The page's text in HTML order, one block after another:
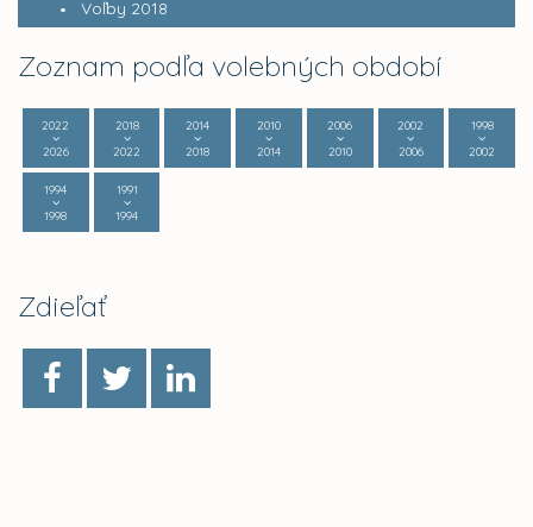
Voľby 2018
Zoznam podľa volebných období
2022
2026
2018
2022
2014
2018
2010
2014
2006
2010
2002
2006
1998
2002
1994
1998
1991
1994
Zdieľať